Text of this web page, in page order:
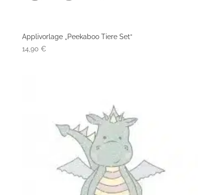
Applivorlage „Peekaboo Tiere Set“
14,90 €